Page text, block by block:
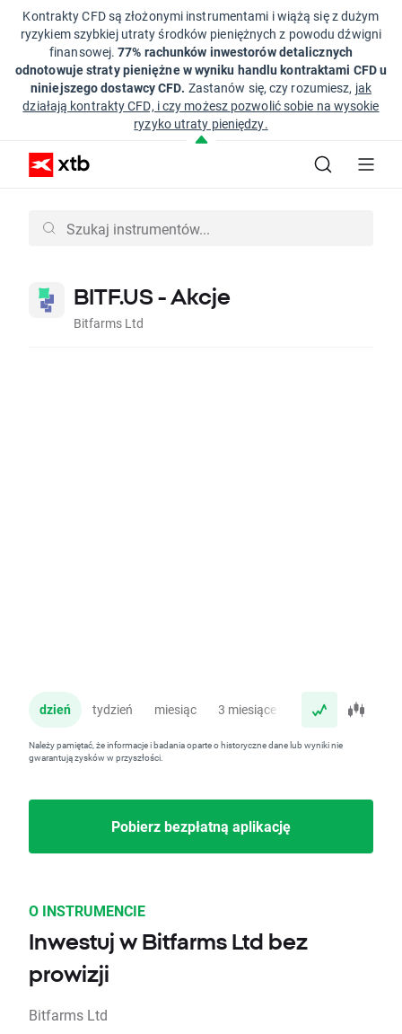
Kontrakty CFD są złożonymi instrumentami i wiążą się z dużym
ryzykiem szybkiej utraty środków pieniężnych z powodu dźwigni
finansowej.77% rachunków inwestorów detalicznych
odnotowuje straty pieniężne w wyniku handlu kontraktami CFD u
niniejszego dostawcy CFD. Zastanów się, czy rozumiesz, jak
działają kontrakty CFD, i czy możesz pozwolić sobie na wysokie
ryzyko utraty pieniędzy.
BITF.US - Akcje
Bitfarms Ltd
dzień tydzień miesiąc 3 miesiące rok
Należy pamiętać, że informacje i badania oparte o historyczne dane lub wyniki nie
gwarantują zysków w przyszłości.
Pobierz bezpłatną aplikację
O INSTRUMENCIE
Inwestuj w Bitfarms Ltd bez
prowizji
Bitfarms Ltd